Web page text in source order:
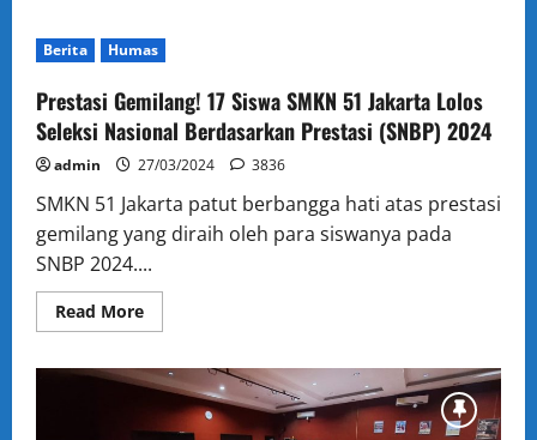
wa
inna
rooji’uun,
Telah
Berpulang
Orang
Tua
Siswa
12
MPLB
2
51
Jakarta
Berita Humas
Prestasi Gemilang! 17 Siswa SMKN 51 Jakarta Lolos
Seleksi Nasional Berdasarkan Prestasi (SNBP) 2024
admin 27/03/2024 3836
SMKN 51 Jakarta patut berbangga hati atas prestasi
gemilang yang diraih oleh para siswanya pada
SNBP 2024....
Read MoreRead
more
Gemilang!
17
Siswa
SMKN